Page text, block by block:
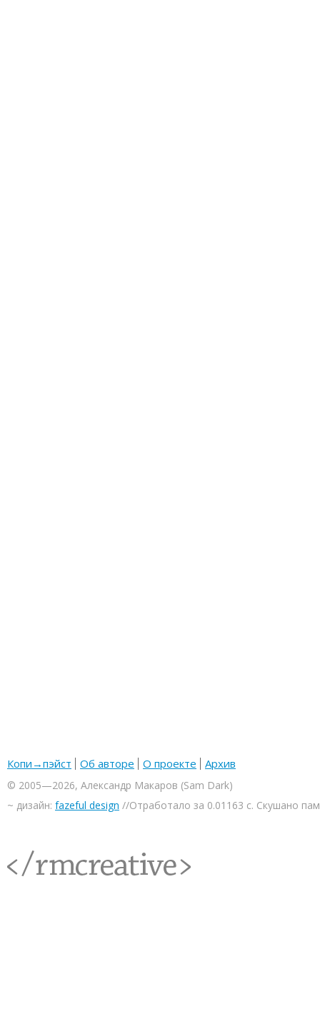
Копи→пэйст Об авторе О проекте Архив
© 2005—2026, Александр Макаров (Sam Dark)
~ дизайн: fazeful design //Отработало за 0.01163 с. Скушано
<rmcreative/>